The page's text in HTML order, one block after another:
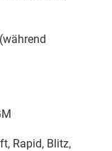
Rapid, Blitz,